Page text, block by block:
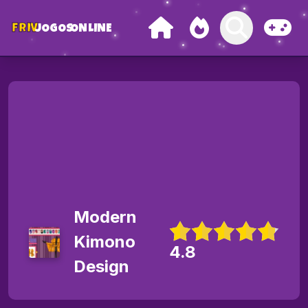
FRIVJOGOSONLINE
Modern
Kimono
Design
4.8